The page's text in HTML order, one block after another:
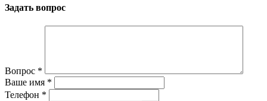
Задать вопрос
Вопрос *
Ваше имя *
Телефон *